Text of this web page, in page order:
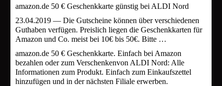
amazon.de 50 € Geschenkkarte günstig bei ALDI Nord
23.04.2019 — Die Gutscheine können über verschiedenen
Guthaben verfügen. Preislich liegen die Geschenkkarten für
Amazon und Co. meist bei 10€ bis 50€. Bitte …
amazon.de 50 € Geschenkkarte. Einfach bei Amazon
bezahlen oder zum Verschenkenvon ALDI Nord: Alle
Informationen zum Produkt. Einfach zum Einkaufszettel
hinzufügen und in der nächsten Filiale erwerben.